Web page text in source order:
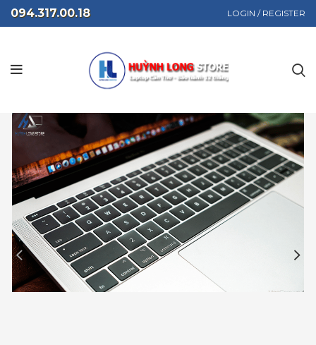
094.317.00.18 LOGIN / REGISTER